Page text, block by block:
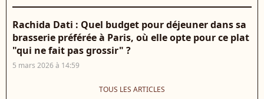
Rachida Dati : Quel budget pour déjeuner dans sa
brasserie préférée à Paris, où elle opte pour ce plat
"qui ne fait pas grossir" ?
5 mars 2026 à 14:59
TOUS LES ARTICLES